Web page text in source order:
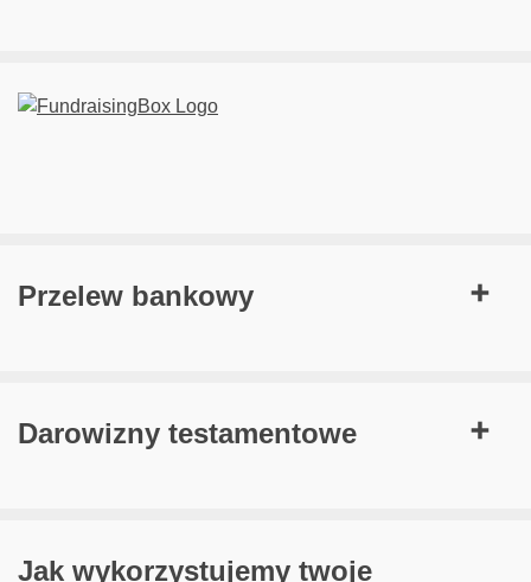
Przelew bankowy
Darowizny testamentowe
Jak wykorzystujemy twoje